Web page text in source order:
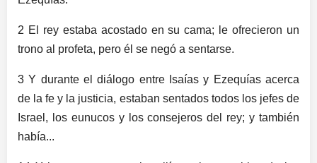
2 El rey estaba acostado en su cama; le ofrecieron un
trono al profeta, pero él se negó a sentarse.
3 Y durante el diálogo entre Isaías y Ezequías acerca
de la fe y la justicia, estaban sentados todos los jefes de
Israel, los eunucos y los consejeros del rey; y también
había...